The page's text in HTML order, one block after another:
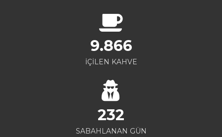
9.866
İÇİLEN KAHVE
232
SABAHLANAN GÜN